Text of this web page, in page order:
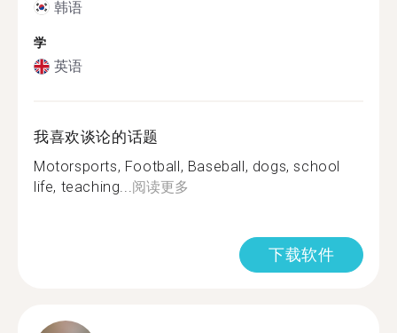
韩语
学
英语
我喜欢谈论的话题
Motorsports, Football, Baseball, dogs, school
life, teaching...阅读更多
下载软件